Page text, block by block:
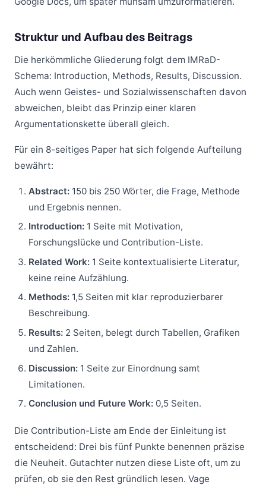
Struktur und Aufbau des Beitrags
Die herkömmliche Gliederung folgt dem IMRaD-
Schema: Introduction, Methods, Results, Discussion.
Auch wenn Geistes- und Sozialwissenschaften davon
abweichen, bleibt das Prinzip einer klaren
Argumentationskette überall gleich.
Für ein 8-seitiges Paper hat sich folgende Aufteilung
bewährt:
Abstract: 150 bis 250 Wörter, die Frage, Methode
und Ergebnis nennen.
Introduction: 1 Seite mit Motivation,
Forschungslücke und Contribution-Liste.
Related Work: 1 Seite kontextualisierte Literatur,
keine reine Aufzählung.
Methods: 1,5 Seiten mit klar reproduzierbarer
Beschreibung.
Results: 2 Seiten, belegt durch Tabellen, Grafiken
und Zahlen.
Discussion: 1 Seite zur Einordnung samt
Limitationen.
Conclusion und Future Work: 0,5 Seiten.
Die Contribution-Liste am Ende der Einleitung ist
entscheidend: Drei bis fünf Punkte benennen präzise
die Neuheit. Gutachter nutzen diese Liste oft, um zu
prüfen, ob sie den Rest gründlich lesen. Vage